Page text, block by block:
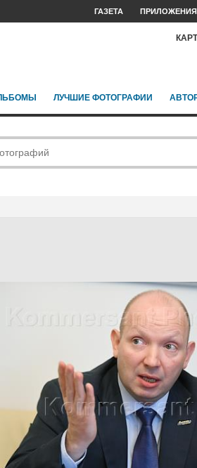
ГАЗЕТА ПРИЛОЖЕНИЯ
ЛУЧШИЕ ФОТОГРАФИИ